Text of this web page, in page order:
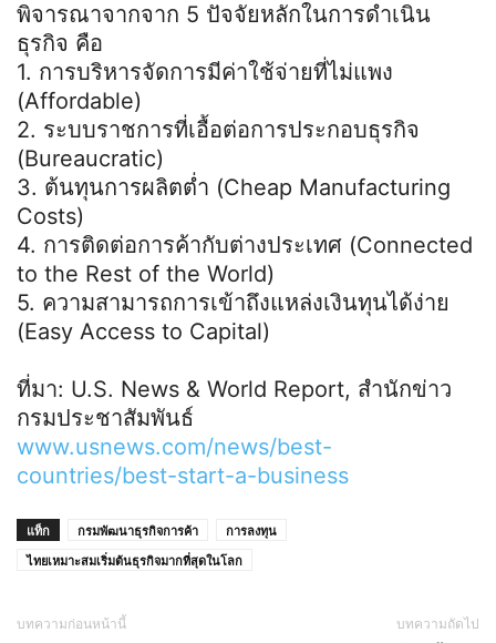
พิจารณาจากจาก 5 ปัจจัยหลักในการดำเนิน
ธุรกิจ คือ
1. การบริหารจัดการมีค่าใช้จ่ายที่ไม่แพง
(Affordable)
2. ระบบราชการที่เอื้อต่อการประกอบธุรกิจ
(Bureaucratic)
3. ต้นทุนการผลิตต่ำ (Cheap Manufacturing
Costs)
4. การติดต่อการค้ากับต่างประเทศ (Connected
to the Rest of the World)
5. ความสามารถการเข้าถึงแหล่งเงินทุนได้ง่าย
(Easy Access to Capital)
ที่มา: U.S. News & World Report, สำนักข่าว
กรมประชาสัมพันธ์
www.usnews.com/news/best-
countries/best-start-a-business
แท็ก กรมพัฒนาธุรกิจการค้า
การลงทุน
ไทยเหมาะสมเริ่มต้นธุรกิจมากที่สุดในโลก
บทความก่อนหน้านี้ บทความถัดไป